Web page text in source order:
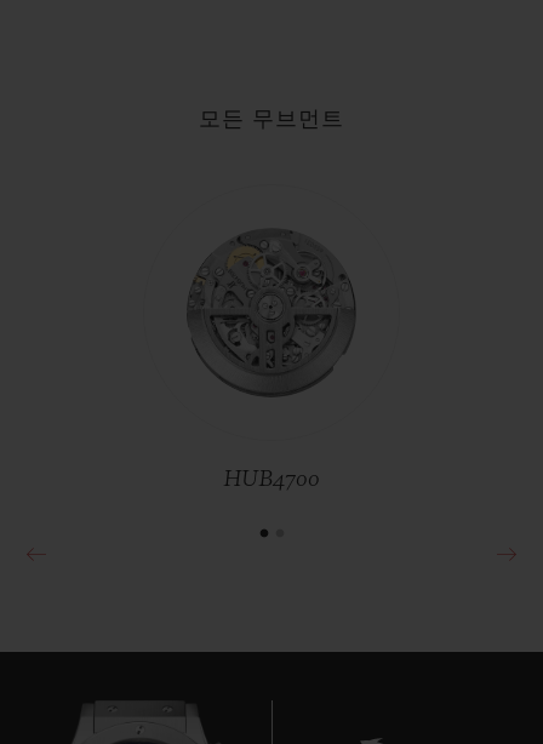
빅뱅
탁월한 타임피스
MP-11 14 데이 파워 리저브 블랙 사파
이어 45 MM
모든 무브먼트
HUB4700